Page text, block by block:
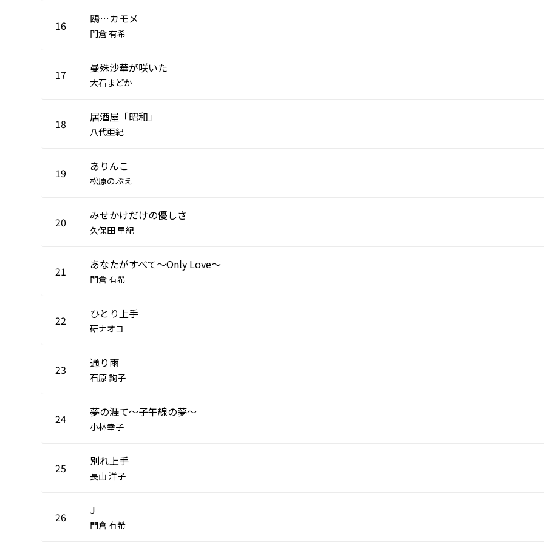
16 鴎…カモメ
門倉 有希
17 曼殊沙華が咲いた
大石まどか
18 居酒屋「昭和」
八代亜紀
19 ありんこ
松原のぶえ
20 みせかけだけの優しさ
久保田 早紀
21 あなたがすべて〜Only Love〜
門倉 有希
22 ひとり上手
研ナオコ
23 通り雨
石原 詢子
24 夢の涯て～子午線の夢～
小林幸子
25 別れ上手
長山 洋子
26 J
門倉 有希